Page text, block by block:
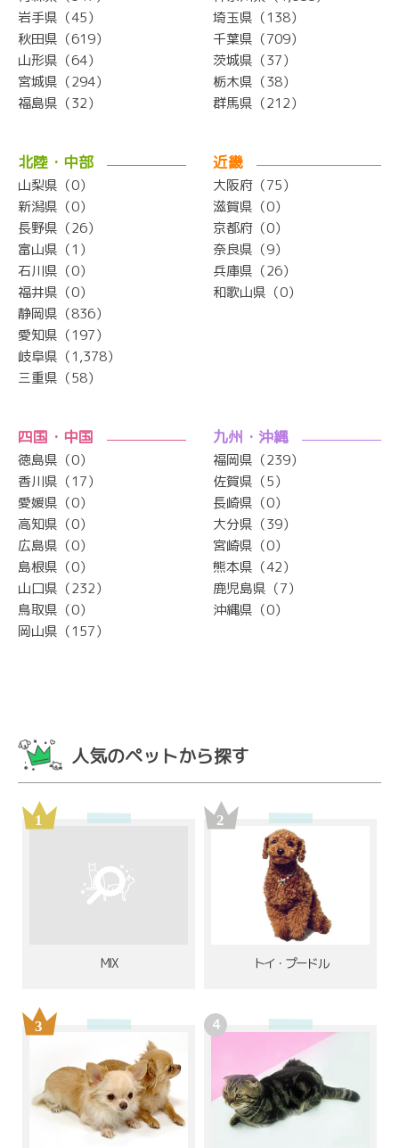
岩手県（45）
秋田県（619）
山形県（64）
宮城県（294）
福島県（32）
埼玉県（138）
千葉県（709）
茨城県（37）
栃木県（38）
群馬県（212）
北陸・中部
山梨県（0）
新潟県（0）
長野県（26）
富山県（1）
石川県（0）
福井県（0）
静岡県（836）
愛知県（197）
岐阜県（1,378）
三重県（58）
近畿
大阪府（75）
滋賀県（0）
京都府（0）
奈良県（9）
兵庫県（26）
和歌山県（0）
四国・中国
徳島県（0）
香川県（17）
愛媛県（0）
高知県（0）
広島県（0）
島根県（0）
山口県（232）
鳥取県（0）
岡山県（157）
九州・沖縄
福岡県（239）
佐賀県（5）
長崎県（0）
大分県（39）
宮崎県（0）
熊本県（42）
鹿児島県（7）
沖縄県（0）
人気のペットから探す
MIX トイ・プードル